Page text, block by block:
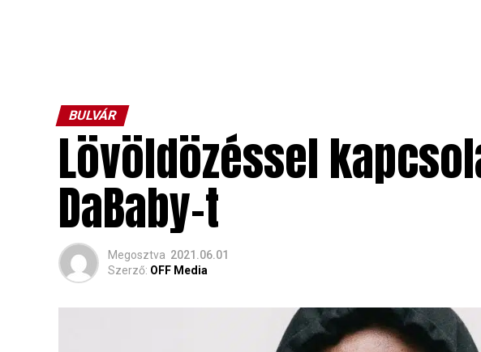
BULVÁR
Lövöldözéssel
DaBaby-t
Megosztva 2021.06.01
Szerző: OFF Media